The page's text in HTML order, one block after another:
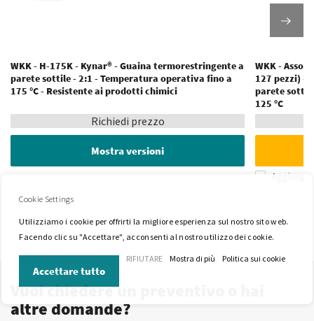
WKK - H-175K - Kynar® - Guaina termorestringente a
parete sottile - 2:1 - Temperatura operativa fino a
175 °C - Resistente ai prodotti chimici
Richiedi prezzo
Mostra versioni
WKK -
127 pezzi) -
parete
125 °C
Aggiungi
Vuoi chiedere un preventivo o hai
altre domande?
Cookie Settings
Utilizziamo i cookie per offrirti la migliore esperienza sul nostro sito web.
Facendo clic su "Accettare", acconsenti al nostro utilizzo dei cookie.
Accettare tutto
RIFIUTARE Mostra di più Politica sui cookie